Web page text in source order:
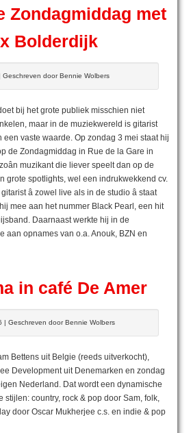
Zondagmiddag met
Bolderdijk
door Bennie Wolbers
doet bij het grote publiek misschien niet
maar in de muziekwereld is gitarist
een vaste waarde. Op zondag 3 mei staat hij
de Zondagmiddag in Rue de la Gare in
muzikant die liever speelt dan op de
grote spotlights, wel een indrukwekkend cv.
â zowel live als in de studio â staat
mee aan het nummer Black Pearl, een hit
Daarnaast werkte hij in de
aan opnames van o.a. Anouk, BZN en
in café De Amer
| Geschreven door Bennie Wolbers
Bettens uit Belgie (reeds uitverkocht),
Development uit Denemarken en zondag
Nederland. Dat wordt een dynamische
stijlen: country, rock & pop door Sam, folk,
door Oscar Mukherjee c.s. en indie & pop